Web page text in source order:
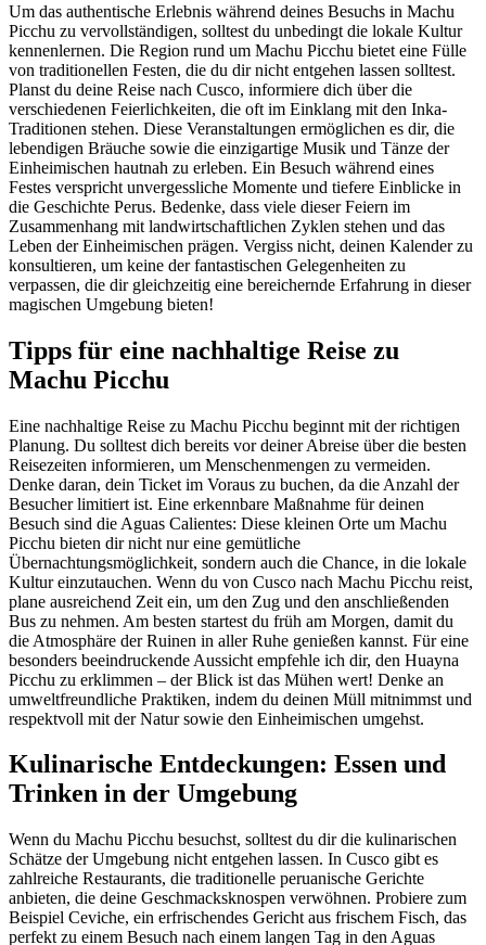
Um das authentische Erlebnis während deines Besuchs in Machu
Picchu zu vervollständigen, solltest du unbedingt die lokale Kultur
kennenlernen. Die Region rund um Machu Picchu bietet eine Fülle
von traditionellen Festen, die du dir nicht entgehen lassen solltest.
Planst du deine Reise nach Cusco, informiere dich über die
verschiedenen Feierlichkeiten, die oft im Einklang mit den Inka-
Traditionen stehen. Diese Veranstaltungen ermöglichen es dir, die
lebendigen Bräuche sowie die einzigartige Musik und Tänze der
Einheimischen hautnah zu erleben. Ein Besuch während eines
Festes verspricht unvergessliche Momente und tiefere Einblicke in
die Geschichte Perus. Bedenke, dass viele dieser Feiern im
Zusammenhang mit landwirtschaftlichen Zyklen stehen und das
Leben der Einheimischen prägen. Vergiss nicht, deinen Kalender zu
konsultieren, um keine der fantastischen Gelegenheiten zu
verpassen, die dir gleichzeitig eine bereichernde Erfahrung in dieser
magischen Umgebung bieten!
Tipps für eine nachhaltige Reise zu
Machu Picchu
Eine nachhaltige Reise zu Machu Picchu beginnt mit der richtigen
Planung. Du solltest dich bereits vor deiner Abreise über die besten
Reisezeiten informieren, um Menschenmengen zu vermeiden.
Denke daran, dein Ticket im Voraus zu buchen, da die Anzahl der
Besucher limitiert ist. Eine erkennbare Maßnahme für deinen
Besuch sind die Aguas Calientes: Diese kleinen Orte um Machu
Picchu bieten dir nicht nur eine gemütliche
Übernachtungsmöglichkeit, sondern auch die Chance, in die lokale
Kultur einzutauchen. Wenn du von Cusco nach Machu Picchu reist,
plane ausreichend Zeit ein, um den Zug und den anschließenden
Bus zu nehmen. Am besten startest du früh am Morgen, damit du
die Atmosphäre der Ruinen in aller Ruhe genießen kannst. Für eine
besonders beeindruckende Aussicht empfehle ich dir, den Huayna
Picchu zu erklimmen – der Blick ist das Mühen wert! Denke an
umweltfreundliche Praktiken, indem du deinen Müll mitnimmst und
respektvoll mit der Natur sowie den Einheimischen umgehst.
Kulinarische Entdeckungen: Essen und
Trinken in der Umgebung
Wenn du Machu Picchu besuchst, solltest du dir die kulinarischen
Schätze der Umgebung nicht entgehen lassen. In Cusco gibt es
zahlreiche Restaurants, die traditionelle peruanische Gerichte
anbieten, die deine Geschmacksknospen verwöhnen. Probiere zum
Beispiel Ceviche, ein erfrischendes Gericht aus frischem Fisch, das
perfekt zu einem Besuch nach einem langen Tag in den Aguas